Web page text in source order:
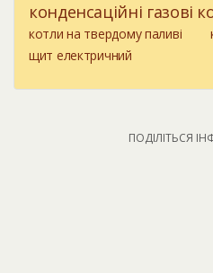
конденсаційні газові
котли на твердому паливі
щит електричний
ПОДІЛІТЬСЯ